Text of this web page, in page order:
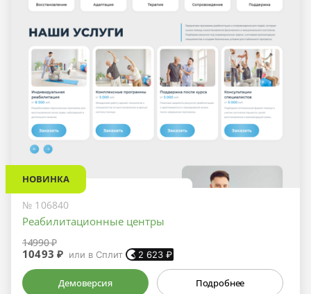
НОВИНКА
№ 106840
Реабилитационные центры
14990 ₽
10493 ₽ или в Сплит 2 623 ₽
Демоверсия Подробнее